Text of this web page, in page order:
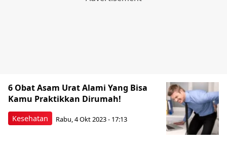
Kesehatan
6 Obat Asam Urat Alami Yang Bisa
Kamu Praktikkan Dirumah!
Rabu, 4 Okt 2023 - 17:13